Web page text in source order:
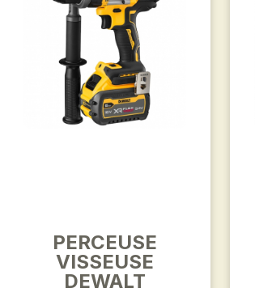
PERCEUSE
VISSEUSE
DEWALT